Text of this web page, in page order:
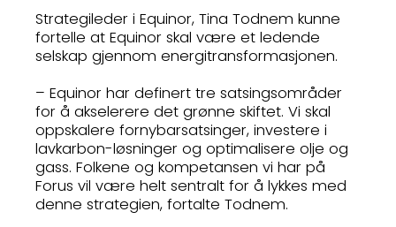
Strategileder i Equinor, Tina Todnem kunne
fortelle at Equinor skal være et ledende
selskap gjennom energitransformasjonen.
– Equinor har definert tre satsingsområder
for å akselerere det grønne skiftet. Vi skal
oppskalere fornybarsatsinger, investere i
lavkarbon-løsninger og optimalisere olje og
gass. Folkene og kompetansen vi har på
Forus vil være helt sentralt for å lykkes med
denne strategien, fortalte Todnem.